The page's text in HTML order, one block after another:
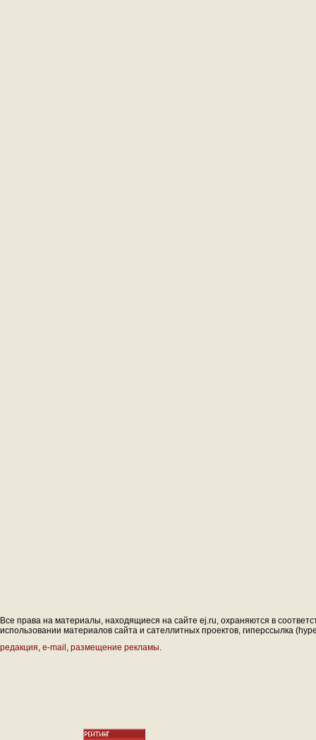
Все права на материалы, находящиеся на сайте ej.ru, охраняются в
использовании материалов сайта и сателлитных проектов, гиперссылка
редакция, e-mail , размещение рекламы.